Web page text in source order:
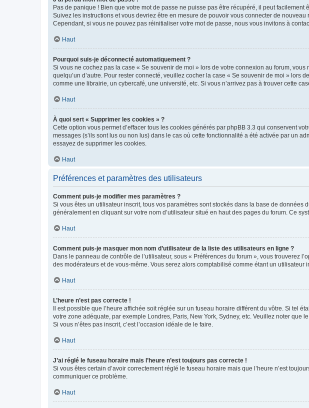
Pas de panique ! Bien que votre mot de passe ne puisse pas être récupéré, il peut
Suivez les instructions et vous devriez être en mesure de pouvoir vous connecter de nouveau
Cependant, si vous ne pouvez pas réinitialiser votre mot de passe, nous vous invitons à
Haut
Pourquoi suis-je déconnecté automatiquement ?
Si vous ne cochez pas la case « Se souvenir de moi » lors de votre connexion au forum,
quelqu’un d’autre. Pour rester connecté, veuillez cocher la case « Se souvenir de moi » lors
comme une librairie, un cybercafé, une université, etc. Si vous n’arrivez pas à trouver cette
Haut
À quoi sert « Supprimer les cookies » ?
Cette option vous permet d’effacer tous les cookies générés par phpBB 3.3 qui conservent
messages (s’ils sont lus ou non lus) dans le cas où cette fonctionnalité a été activée par un
essayez de supprimer les cookies.
Haut
Préférences et paramètres des utilisateurs
Comment puis-je modifier mes paramètres ?
Si vous êtes un utilisateur inscrit, tous vos paramètres sont stockés dans la base de
généralement en cliquant sur votre nom d’utilisateur situé en haut des pages du forum. Ce
Haut
Comment puis-je masquer mon nom d’utilisateur de la liste des utilisateurs en ligne ?
Dans le panneau de contrôle de l’utilisateur, sous « Préférences du forum », vous trouverez
des modérateurs et de vous-même. Vous serez alors comptabilisé comme étant un utilisateur
Haut
L’heure n’est pas correcte !
Il est possible que l’heure affichée soit réglée sur un fuseau horaire différent du vôtre. Si tel
votre zone adéquate, par exemple Londres, Paris, New York, Sydney, etc. Veuillez noter que
Si vous n’êtes pas inscrit, c’est l’occasion idéale de le faire.
Haut
J’ai réglé le fuseau horaire mais l’heure n’est toujours pas correcte !
Si vous êtes certain d’avoir correctement réglé le fuseau horaire mais que l’heure n’est
communiquer ce problème.
Haut